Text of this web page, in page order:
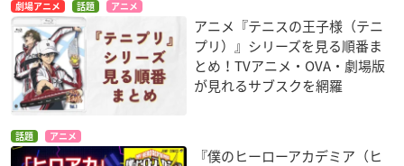
劇場アニメ 話題 アニメ
アニメ『テニスの王子様（テニ
プリ）』シリーズを見る順番ま
とめ！TVアニメ・OVA・劇場版
が見れるサブスクを網羅
話題 アニメ
『僕のヒーローアカデミア（ヒ